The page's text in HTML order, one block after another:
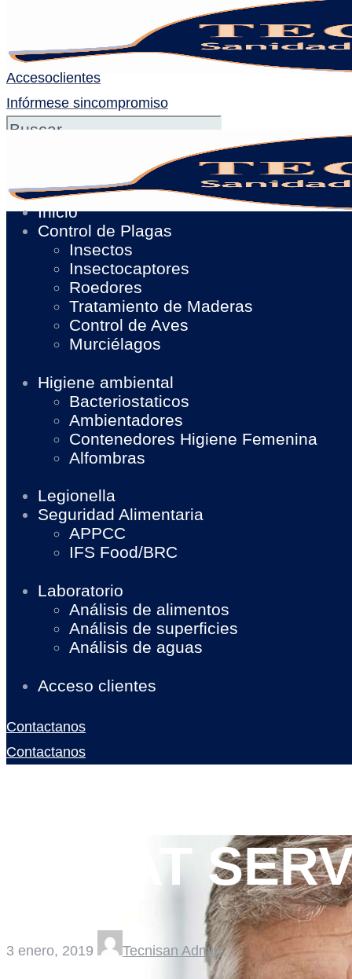
Accesoclientes
Infórmese sincompromiso
Inicio
Control de Plagas
Insectos
Insectocaptores
Roedores
Tratamiento de Maderas
Control de Aves
Murciélagos
Higiene ambiental
Bacteriostaticos
Ambientadores
Contenedores Higiene Femenina
Alfombras
Legionella
Seguridad Alimentaria
APPCC
IFS Food/BRC
Laboratorio
Análisis de alimentos
Análisis de superficies
Análisis de aguas
Acceso clientes
Contactanos
Contactanos
GREAT
3 enero, 2019 Tecnisan Admin